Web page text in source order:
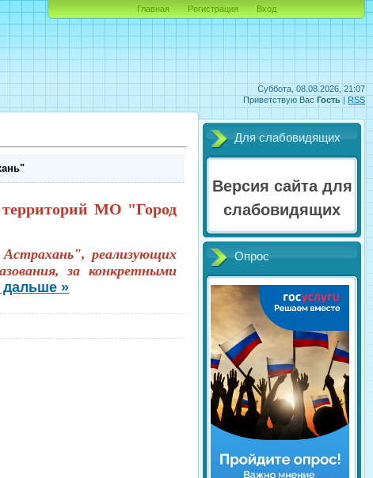
Суббота, 08.08.2026, 21:07
Приветствую Вас Гость | RSS
Главная Регистрация Вход
территорий МО "Город
реализующих
за конкретными
дальше »
Для слабовидящих
Версия сайта для
слабовидящих
Опрос